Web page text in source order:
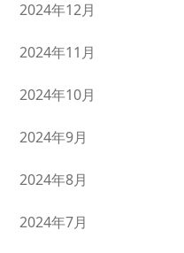
2024年12月
2024年11月
2024年10月
2024年9月
2024年8月
2024年7月